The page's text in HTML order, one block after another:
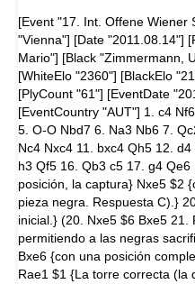
[Event "17. Int. Offene Wiener
"Vienna"] [Date "2011.08.14"]
Mario"] [Black "Zimmermann,
[WhiteElo "2360"] [BlackElo
[PlyCount "61"] [EventDate
[EventCountry "AUT"] 1. c4
5. O-O Nbd7 6. Na3 Nb6 7.
Nc4 Nxc4 11. bxc4 Qh5 12.
h3 Qf5 16. Qb3 c5 17. g4
posición, la captura} Nxe5 $2
pieza negra. Respuesta C).}
inicial.} (20. Nxe5 $6 Bxe5
permitiendo a las negras
Bxe6 {con una posición
Rae1 $1 {La torre correcta (la